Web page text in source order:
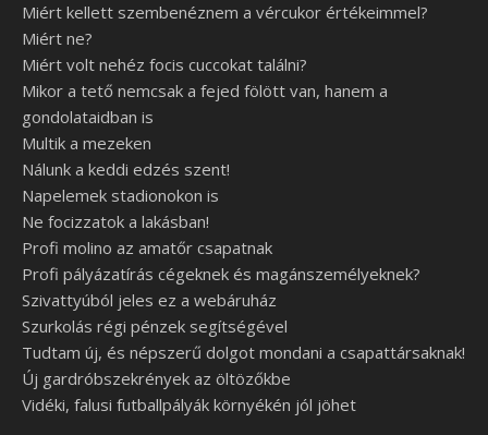
Miért kellett szembenéznem a vércukor értékeimmel?
Miért ne?
Miért volt nehéz focis cuccokat találni?
Mikor a tető nemcsak a fejed fölött van, hanem a
gondolataidban is
Multik a mezeken
Nálunk a keddi edzés szent!
Napelemek stadionokon is
Ne focizzatok a lakásban!
Profi molino az amatőr csapatnak
Profi pályázatírás cégeknek és magánszemélyeknek?
Szivattyúból jeles ez a webáruház
Szurkolás régi pénzek segítségével
Tudtam új, és népszerű dolgot mondani a csapattársaknak!
Új gardróbszekrények az öltözőkbe
Vidéki, falusi futballpályák környékén jól jöhet